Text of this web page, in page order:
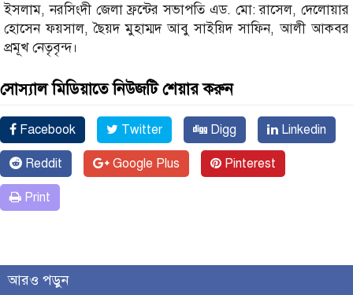
ইসলাম, নরসিংদী জেলা ফ্রন্টের সভাপতি এড. মো: রাসেল, দেলোয়ার
হোসেন ফয়সাল, ছৈয়দ মুহাম্মদ আবু সাইয়িদ সাফিন, আলী আকবর
প্রমূখ নেতৃবৃন্দ।
সোস্যাল মিডিয়াতে নিউজটি শেয়ার করুন
Facebook Twitter Digg Linkedin
Reddit Google Plus Pinterest
Print
আরও পড়ুন